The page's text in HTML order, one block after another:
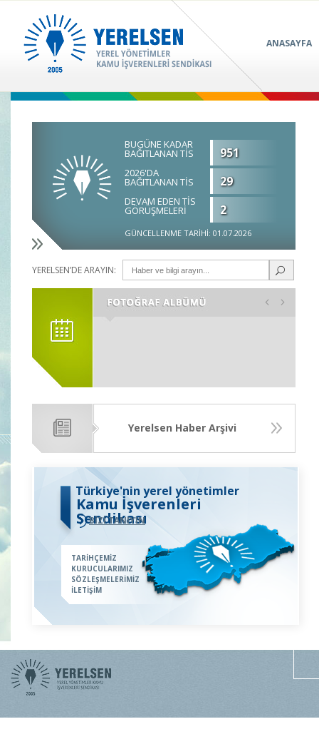
ANASAYFA
BUGÜNE KADAR
BAĞITLANAN TİS 951
2026'DA
BAĞITLANAN TİS 29
DEVAM EDEN TİS
GÖRÜŞMELERİ 2
GÜNCELLENME TARİHİ: 01.07.2026
YERELSEN’DE ARAYIN:
Yerelsen Haber Arşivi
Kamu İşverenleri
Sendikası
Türkiye'nin yerel yönetimler
BİZİ TANIYIN
TARİHÇEMİZ
KURUCULARIMIZ
SÖZLEŞMELERİMİZ
İLETİŞİM